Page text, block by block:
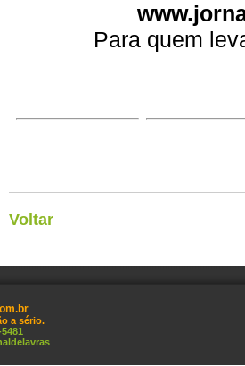
Para quem
Voltar
a sério.